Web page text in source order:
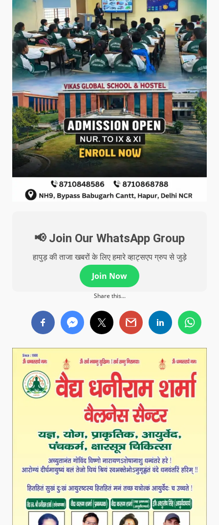
📢 Join Our WhatsApp Group
हापुड़ की ताजा खबरों के लिए हमारे व्हाट्सएप ग्रुप से जुड़े
Join Now
Share this...